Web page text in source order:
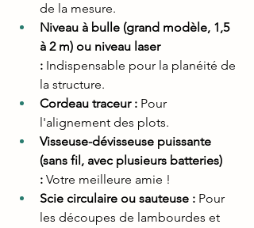
de la mesure.
Niveau à bulle (grand modèle, 1,5
à 2 m) ou niveau laser
: Indispensable pour la planéité de
la structure.
Cordeau traceur : Pour
l'alignement des plots.
Visseuse-dévisseuse puissante
(sans fil, avec plusieurs batteries)
: Votre meilleure amie !
Scie circulaire ou sauteuse : Pour
les découpes de lambourdes et